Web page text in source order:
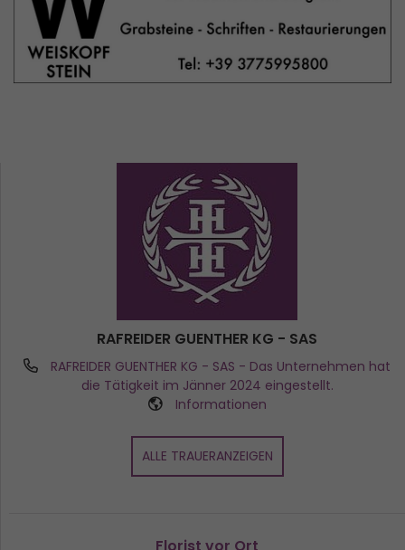
RAFREIDER GUENTHER KG - SAS
RAFREIDER GUENTHER KG - SAS - Das Unternehmen hat
die Tätigkeit im Jänner 2024 eingestellt.
Informationen
ALLE TRAUERANZEIGEN
Florist vor Ort